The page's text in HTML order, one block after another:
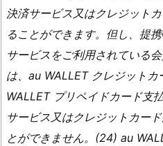
決済サービス又はクレジット
ることができます。但し、提
サービスをご利用されている
は、au WALLET クレジット
WALLET プリペイドカード支
サービス又はクレジットカー
とができません。(24) au